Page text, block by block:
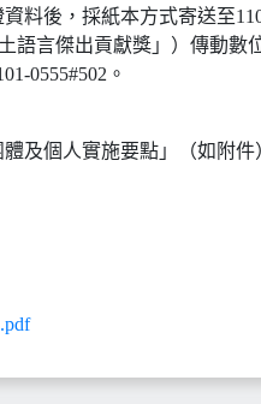
料後，採紙本方式寄送至
語言傑出貢獻獎」）傳動數
0555#502。
及個人實施要點」（如附件